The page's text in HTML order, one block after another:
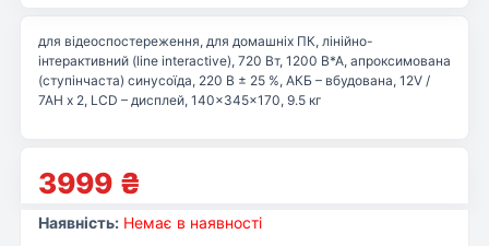
3999 ₴
для відеоспостереження, для домашніх ПК, лінійно-
інтерактивний (line interactive), 720 Вт, 1200 В*А, апроксимована
(ступінчаста) синусоїда, 220 В ± 25 %, АКБ – вбудована, 12V /
7AH x 2, LCD – дисплей, 140×345×170, 9.5 кг
Наявність: Немає в наявності